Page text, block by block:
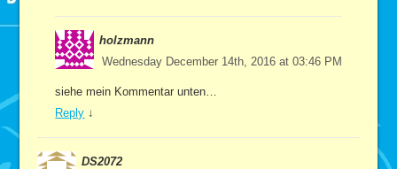
holzmann
Wednesday December 14th, 2016 at 03:46 PM
siehe mein Kommentar unten…
Reply ↓
DS2072